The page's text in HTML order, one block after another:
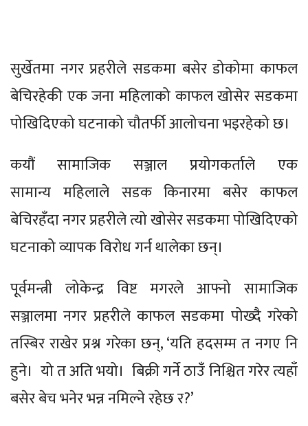
सुर्खेतमा नगर प्रहरीले सडकमा बसेर डोकोमा काफल
बेचिरहेकी एक जना महिलाको काफल खोसेर सडकमा
पोखिदिएको घटनाको चौतर्फी आलोचना भइरहेको छ।
कयौं सामाजिक सञ्जाल प्रयोगकर्ताले एक
सामान्य महिलाले सडक किनारमा बसेर काफल
बेचिरहँदा नगर प्रहरीले त्यो खोसेर सडकमा पोखिदिएको
घटनाको व्यापक विरोध गर्न थालेका छन्।
पूर्वमन्त्री लोकेन्द्र विष्ट मगरले आफ्नो सामाजिक
सञ्जालमा नगर प्रहरीले काफल सडकमा पोख्दै गरेको
तस्बिर राखेर प्रश्न गरेका छन्, ‘यति हदसम्म त नगए नि
हुने। यो त अति भयो। बिक्री गर्ने ठाउँ निश्चित गरेर त्यहाँ
बसेर बेच भनेर भन्न नमिल्ने रहेछ र?’